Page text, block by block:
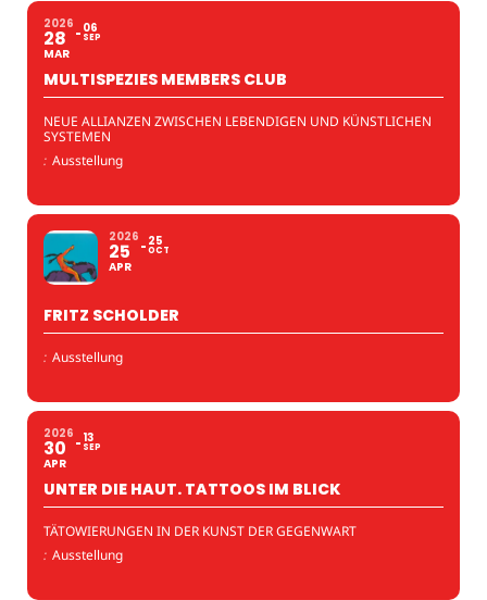
2026
28
MAR
06
SEP
MULTISPEZIES MEMBERS CLUB
NEUE ALLIANZEN ZWISCHEN LEBENDIGEN UND KÜNSTLICHEN
SYSTEMEN
: Ausstellung
2026
25
APR
25
OCT
FRITZ SCHOLDER
: Ausstellung
2026
30
APR
13
SEP
UNTER DIE HAUT. TATTOOS IM BLICK
TÄTOWIERUNGEN IN DER KUNST DER GEGENWART
: Ausstellung